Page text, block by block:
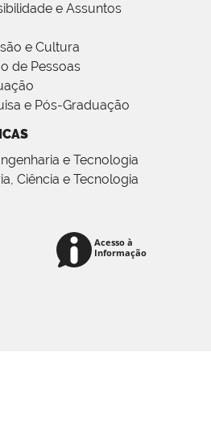
e Assuntos
e Cultura
de Pessoas
e Pós-Graduação
e Tecnologia
Ciência e Tecnologia